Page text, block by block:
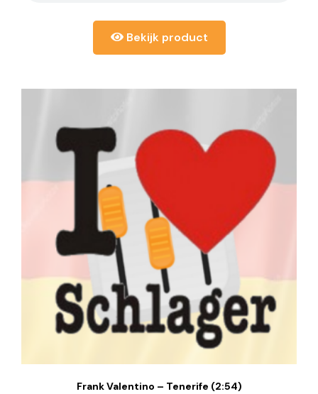
Bekijk product
Frank Valentino – Tenerife (2:54)